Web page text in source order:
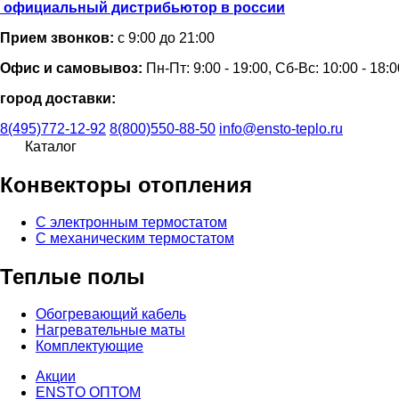
официальный дистрибьютор в россии
Прием звонков: с 9:00 до 21:00
Офис и самовывоз: Пн-Пт: 9:00 - 19:00, Сб-Вс: 10:00 -
город доставки:
8(495)772-12-92 8(800)550-88-50 info@ensto-teplo.ru
Каталог
Конвекторы отопления
С электронным термостатом
С механическим термостатом
Теплые полы
Обогревающий кабель
Нагревательные маты
Комплектующие
Акции
ENSTO ОПТОМ